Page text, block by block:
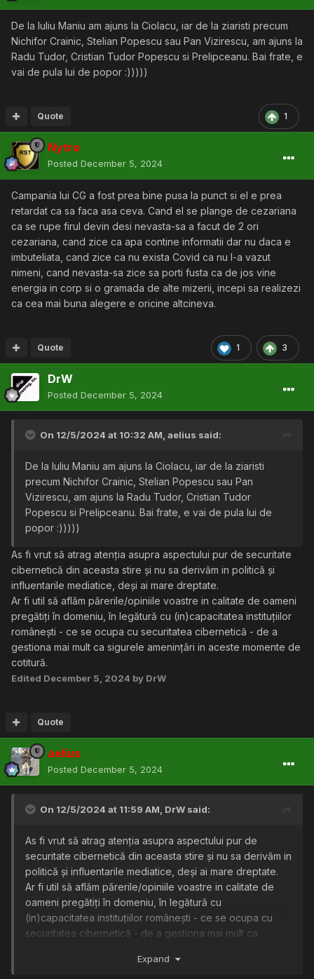
De la Iuliu Maniu am ajuns la Ciolacu, iar de la ziaristi precum
Nichifor Crainic, Stelian Popescu sau Pan Vizirescu, am ajuns la
Radu Tudor, Cristian Tudor Popescu si Prelipceanu. Bai frate, e
vai de pula lui de popor :)))))
1
Quote
Nytro
Posted December 5, 2024
Campania lui CG a fost prea bine pusa la punct si el e prea
retardat ca sa faca asa ceva. Cand el se plange de cezariana
ca se rupe firul devin desi nevasta-sa a facut de 2 ori
cezariana, cand zice ca apa contine informatii dar nu daca e
imbuteliata, cand zice ca nu exista Covid ca nu l-a vazut
nimeni, cand nevasta-sa zice sa porti fusta ca de jos vine
energia in corp si o gramada de alte mizerii, incepi sa realizezi
ca cea mai buna alegere e oricine altcineva.
1 3
Quote
DrW
Posted December 5, 2024
On 12/5/2024 at 10:32 AM, aelius said:
De la Iuliu Maniu am ajuns la Ciolacu, iar de la ziaristi
precum Nichifor Crainic, Stelian Popescu sau Pan
Vizirescu, am ajuns la Radu Tudor, Cristian Tudor
Popescu si Prelipceanu. Bai frate, e vai de pula lui de
popor :)))))
As fi vrut să atrag atenția asupra aspectului pur de securitate
cibernetică din aceasta stire și nu sa derivăm in politică și
influentarile mediatice, deși ai mare dreptate.
Ar fi util să aflăm părerile/opiniile voastre in calitate de oameni
pregătiți în domeniu, în legătură cu (in)capacitatea instituțiilor
românești - ce se ocupa cu securitatea cibernetică - de a
gestiona mai mult ca sigurele amenințări in aceste momente de
cotitură.
Edited December 5, 2024 by DrW
Quote
aelius
Posted December 5, 2024
On 12/5/2024 at 11:59 AM, DrW said:
As fi vrut să atrag atenția asupra aspectului pur de
securitate cibernetică din aceasta stire și nu sa derivăm in
politică și influentarile mediatice, deși ai mare dreptate.
Ar fi util să aflăm părerile/opiniile voastre in calitate de
oameni pregătiți în domeniu, în legătură cu
(in)capacitatea instituțiilor românești - ce se ocupa cu
securitatea cibernetică - de a gestiona mai mult ca
Expand